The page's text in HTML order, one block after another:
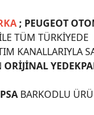
; PEUGEOT
TÜM TÜRKİYEDE
KANALLARIYLA
ORİJİNAL
PSA BARKODLU